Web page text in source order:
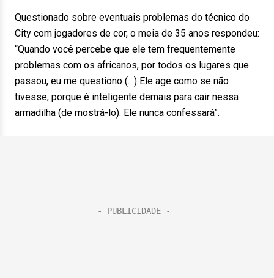
Questionado sobre eventuais problemas do técnico do
City com jogadores de cor, o meia de 35 anos respondeu:
“Quando você percebe que ele tem frequentemente
problemas com os africanos, por todos os lugares que
passou, eu me questiono (…) Ele age como se não
tivesse, porque é inteligente demais para cair nessa
armadilha (de mostrá-lo). Ele nunca confessará”.